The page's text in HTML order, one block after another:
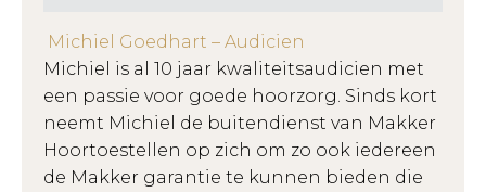
Michiel Goedhart – Audicien
Michiel is al 10 jaar kwaliteitsaudicien met
een passie voor goede hoorzorg. Sinds kort
neemt Michiel de buitendienst van Makker
Hoortoestellen op zich om zo ook iedereen
de Makker garantie te kunnen bieden die